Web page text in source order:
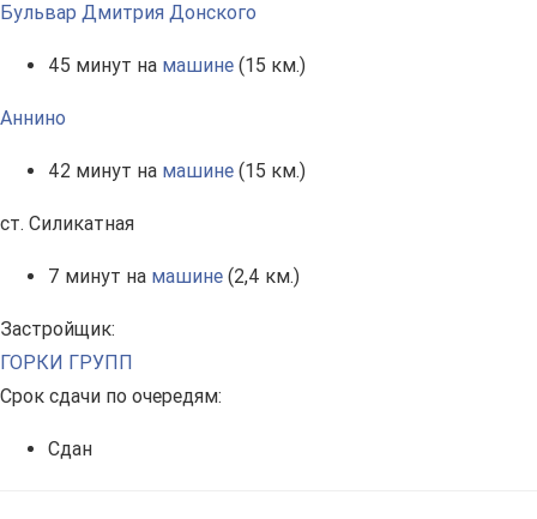
Бульвар Дмитрия Донского
45 минут на машине (15 км.)
Аннино
42 минут на машине (15 км.)
ст. Силикатная
7 минут на машине (2,4 км.)
Застройщик:
ГОРКИ ГРУПП
Срок сдачи по очередям:
Сдан